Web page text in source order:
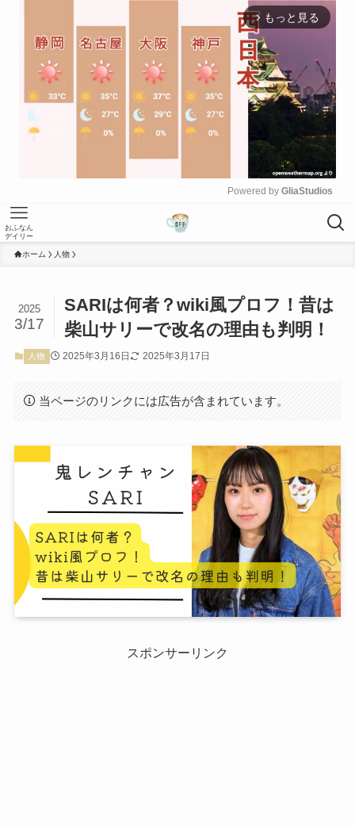
arrow_forward_ios もっと見る
Powered by GliaStudios
おふなん
デイリー
ホーム 人物
SARIは何者？wiki風プロフ！昔は
柴山サリーで改名の理由も判明！
2025
3/17
人物 2025年3月16日 2025年3月17日
当ページのリンクには広告が含まれています。
スポンサーリンク